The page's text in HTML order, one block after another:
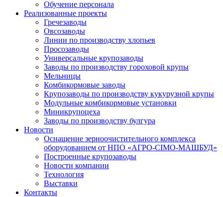
Обучение персонала
Реализованные проекты
Гречезаводы
Овсозаводы
Линии по производству хлопьев
Просозаводы
Универсальные крупозаводы
Заводы по производству гороховой крупы
Мельницы
Комбикормовые заводы
Крупозаводы по производству кукурузной крупы
Модульные комбикормовые установки
Миникрупоцеха
Заводы по производству булгура
Новости
Оснащение зерноочистительного комплекса
оборудованием от НПО «АГРО-СІМО-МАШБУД»
Построенные крупозаводы
Новости компании
Технология
Выставки
Контакты